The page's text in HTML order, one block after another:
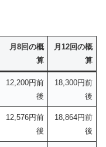
月8回の概
算
月12回の概
算
12,200円前
後
18,300円前
後
12,576円前
後
18,864円前
後